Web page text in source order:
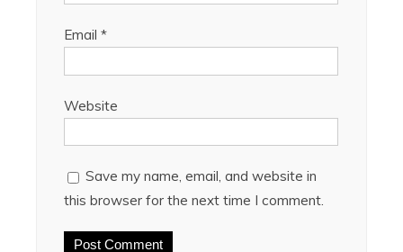
Email *
Website
Save my name, email, and website in
this browser for the next time I comment.